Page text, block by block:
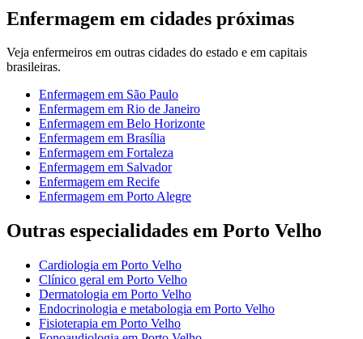
Enfermagem em cidades próximas
Veja enfermeiros em outras cidades do estado e em capitais
brasileiras.
Enfermagem em São Paulo
Enfermagem em Rio de Janeiro
Enfermagem em Belo Horizonte
Enfermagem em Brasília
Enfermagem em Fortaleza
Enfermagem em Salvador
Enfermagem em Recife
Enfermagem em Porto Alegre
Outras especialidades em Porto Velho
Cardiologia em Porto Velho
Clínico geral em Porto Velho
Dermatologia em Porto Velho
Endocrinologia e metabologia em Porto Velho
Fisioterapia em Porto Velho